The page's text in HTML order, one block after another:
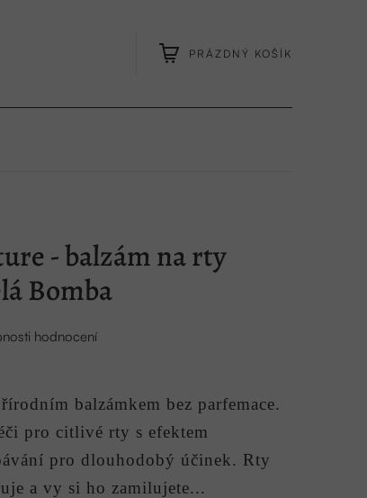
PRÁZDNÝ KOŠÍK
- balzám na rty
Bomba
hodnocení
balzámkem bez parfemace.
pro citlivé rty s efektem
pro dlouhodobý účinek. Rty
a vy si ho zamilujete...